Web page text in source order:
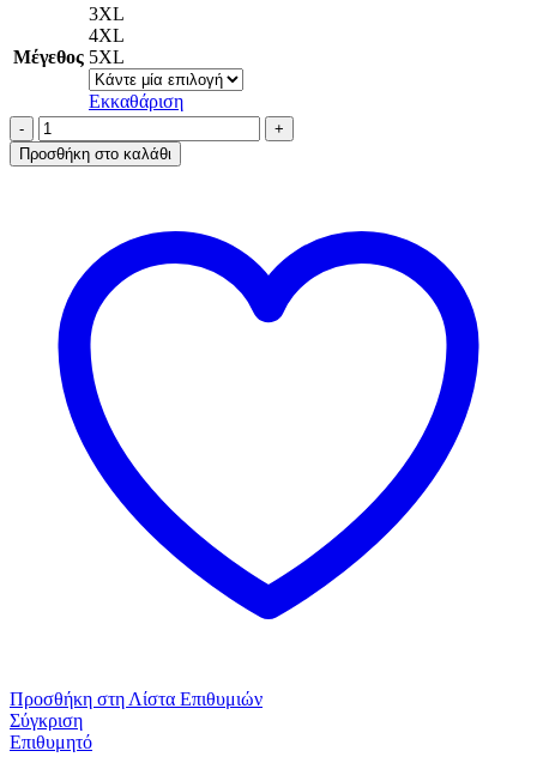
Μέγεθος
3XL
4XL
5XL
Εκκαθάριση
A.A
UNDERWEAR
Slip
Κλασικό
Cotton
Λευκό
ποσότητα
Προσθήκη στο καλάθι
Προσθήκη στη Λίστα Επιθυμιών
Σύγκριση
Επιθυμητό